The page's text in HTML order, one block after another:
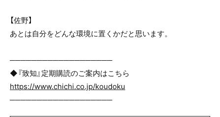
【佐野】
あとは自分をどんな環境に置くかだと思います。
───────────────────
◆『致知』定期購読のご案内はこちら
https://www.chichi.co.jp/koudoku
───────────────────